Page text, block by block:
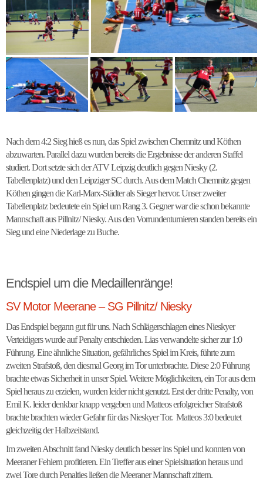
Nach dem 4:2 Sieg hieß es nun, das Spiel zwischen Chemnitz und Köthen
abzuwarten. Parallel dazu wurden bereits die Ergebnisse der anderen Staffel
studiert. Dort setzte sich der ATV Leipzig deutlich gegen Niesky (2.
Tabellenplatz) und den Leipziger SC durch. Aus dem Match Chemnitz gegen
Köthen gingen die Karl-Marx-Städter als Sieger hervor. Unser zweiter
Tabellenplatz bedeutete ein Spiel um Rang 3. Gegner war die schon bekannte
Mannschaft aus Pillnitz/ Niesky. Aus den Vorrundenturnieren standen bereits ein
Sieg und eine Niederlage zu Buche.
Endspiel um die Medaillenränge!
SV Motor Meerane – SG Pillnitz/ Niesky
Das Endspiel begann gut für uns. Nach Schlägerschlagen eines Nieskyer
Verteidigers wurde auf Penalty entschieden. Lias verwandelte sicher zur 1:0
Führung. Eine ähnliche Situation, gefährliches Spiel im Kreis, führte zum
zweiten Strafstoß, den diesmal Georg im Tor unterbrachte. Diese 2:0 Führung
brachte etwas Sicherheit in unser Spiel. Weitere Möglichkeiten, ein Tor aus dem
Spiel heraus zu erzielen, wurden leider nicht genutzt. Erst der dritte Penalty, von
Emil K. leider denkbar knapp vergeben und Matteos erfolgreicher Strafstoß
brachte brachten wieder Gefahr für das Nieskyer Tor. Matteos 3:0 bedeutet
gleichzeitig der Halbzeitstand.
Im zweiten Abschnitt fand Niesky deutlich besser ins Spiel und konnten von
Meeraner Fehlern profitieren. Ein Treffer aus einer Spielsituation heraus und
zwei Tore durch Penalties ließen die Meeraner Mannschaft zittern.